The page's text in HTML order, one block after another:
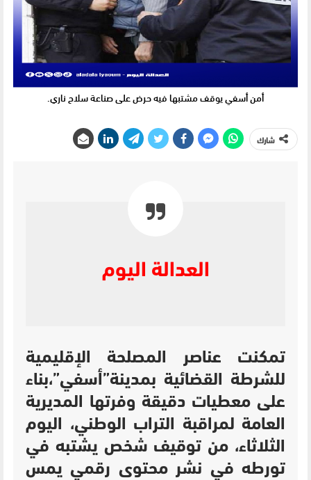
أمن أسفي يوقف مشتبها فيه حرض على صناعة سلاح ناري.
شارك
العدالة اليوم
تمكنت عناصر المصلحة الإقليمية
للشرطة القضائية بمدينة”أ سفي”،بناء
على معطيات دقيقة وفرتها
المديرية
العامة لمراقبة التراب الوطني، اليوم
الثلاثاء، من توقيف شخص يشتبه في
تورطه في نشر محتوى رقمي يمس